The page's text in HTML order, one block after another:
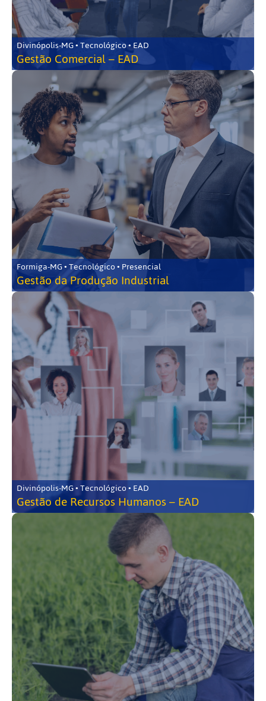
Divinópolis-MG • Tecnológico • EAD
Gestão Comercial – EAD
Formiga-MG • Tecnológico • Presencial
Gestão da Produção Industrial
Divinópolis-MG • Tecnológico • EAD
Gestão de Recursos Humanos – EAD